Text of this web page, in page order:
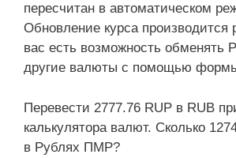
пересчитан в автоматическом
Обновление курса производится
вас есть возможность обменять
другие валюты с помощью
Перевести 2777.76 RUP в RUB
калькулятора валют. Сколько
в Рублях ПМР?